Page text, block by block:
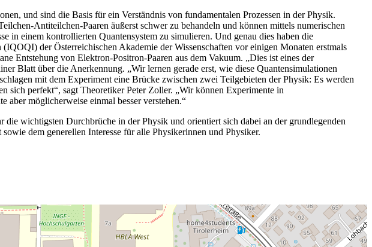
und sind die Basis für ein Verständnis von fundamentalen Prozessen in der Physik.
Antiteilchen-Paaren äußerst schwer zu behandeln und können mittels numerischen
in einem kontrollierten Quantensystem zu simulieren. Und genau dies haben die
der Österreichischen Akademie der Wissenschaften vor einigen Monaten erstmals
Entstehung von Elektron-Positron-Paaren aus dem Vakuum. „Dies ist eines der
Blatt über die Anerkennung. „Wir lernen gerade erst, wie diese Quantensimulationen
mit dem Experiment eine Brücke zwischen zwei Teilgebieten der Physik: Es werden
sich perfekt“, sagt Theoretiker Peter Zoller. „Wir können Experimente in
aber möglicherweise einmal besser verstehen.“
wichtigsten Durchbrüche in der Physik und orientiert sich dabei an der grundlegenden
dem generellen Interesse für alle Physikerinnen und Physiker.